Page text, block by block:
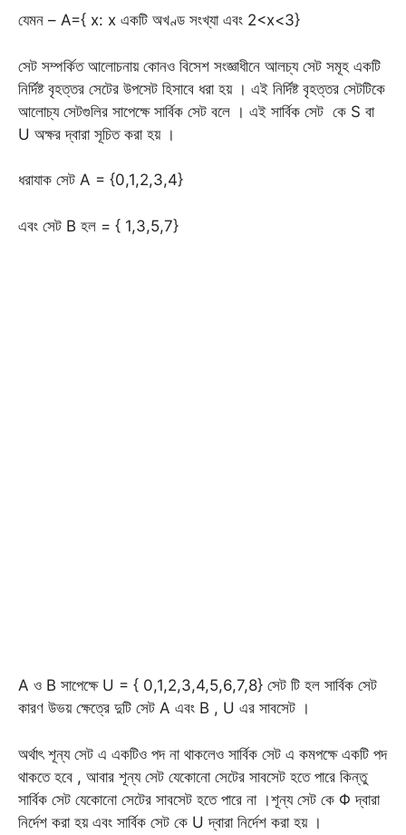
যেমন – A={ x: x একটি অখণ্ড সংখ্যা এবং 2<x<3}
সেট সম্পর্কিত আলোচনায় কোনও বিসেশ সংজ্ঞাধীনে আলচ্য সেট সমূহ একটি
নির্দিষ্ট বৃহত্তর সেটের উপসেট হিসাবে ধরা হয় । এই নির্দিষ্ট বৃহত্তর সেটটিকে
আলোচ্য সেটগুলির সাপেক্ষে সার্বিক সেট বলে । এই সার্বিক সেট কে S বা
U অক্ষর দ্বারা সূচিত করা হয় ।
ধরাযাক সেট A = {0,1,2,3,4}
এবং সেট B হল = { 1,3,5,7}
A ও B সাপেক্ষে U = { 0,1,2,3,4,5,6,7,8} সেট টি হল সার্বিক সেট
কারণ উভয় ক্ষেত্রে দুটি সেট A এবং B , U এর সাবসেট ।
অর্থাৎ শূন্য সেট এ একটিও পদ না থাকলেও সার্বিক সেট এ কমপক্ষে একটি পদ
থাকতে হবে , আবার শূন্য সেট যেকোনো সেটের সাবসেট হতে পারে কিন্তু
সার্বিক সেট যেকোনো সেটের সাবসেট হতে পারে না ।শূন্য সেট কে Φ দ্বারা
নির্দেশ করা হয় এবং সার্বিক সেট কে U দ্বারা নির্দেশ করা হয় ।